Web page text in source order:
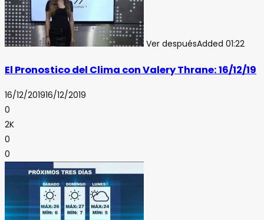
Ver despuésAdded 01:22
El Pronostico del Clima con Valery Thrane: 16/12/19
16/12/201916/12/2019
0
2K
0
0